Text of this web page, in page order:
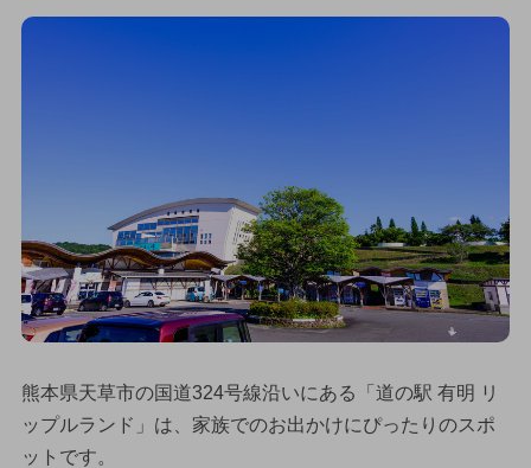
熊本県天草市の国道324号線沿いにある「道の駅 有明 リ
ップルランド」は、家族でのお出かけにぴったりのスポ
ットです。